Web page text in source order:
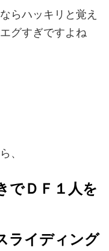
らハッキリと覚え
グすぎですよね
、
でＤＦ１人を
ライディング